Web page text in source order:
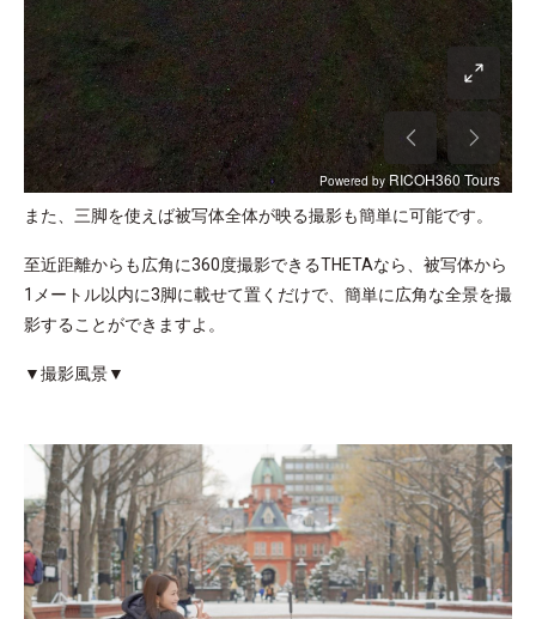
また、三脚を使えば被写体全体が映る撮影も簡単に可能です。
至近距離からも広角に360度撮影できるTHETAなら、被写体から
1メートル以内に3脚に載せて置くだけで、簡単に広角な全景を撮
影することができますよ。
▼撮影風景▼